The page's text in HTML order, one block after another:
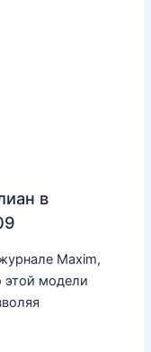
в
Maxim,
модели